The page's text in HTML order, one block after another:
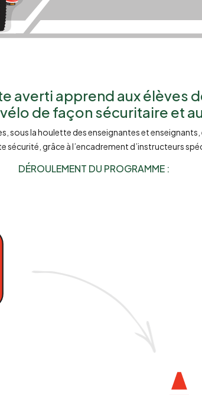
averti apprend aux élèves
de façon sécuritaire et
sous la houlette des enseignantes et enseignants,
sécurité, grâce à l’encadrement d’instructeurs
DÉROULEMENT DU PROGRAMME :